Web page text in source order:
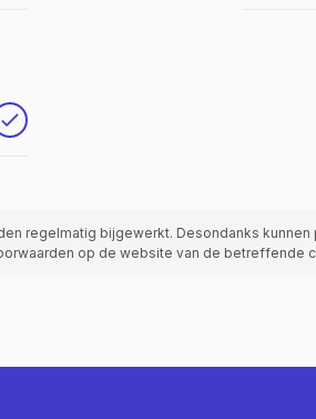
regelmatig bijgewerkt. Desondanks
op de website van de betreffende